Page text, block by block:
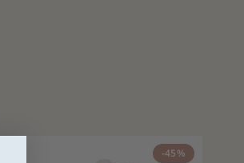
-45%